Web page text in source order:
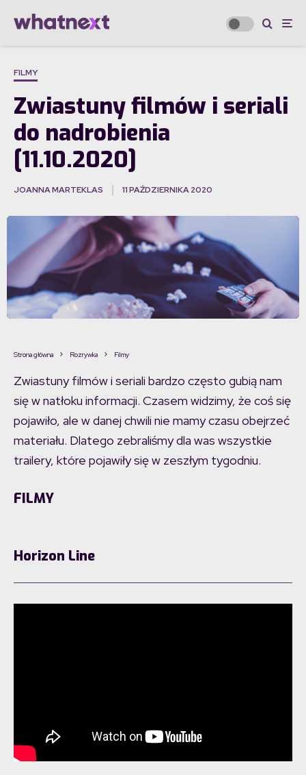
FILMY
Zwiastuny filmów i seriali
do nadrobienia
[11.10.2020]
JOANNA MARTEKLAS 11 PAŹDZIERNIKA 2020
Strona główna Rozrywka Filmy
Zwiastuny filmów i seriali bardzo często gubią nam
się w natłoku informacji. Czasem widzimy, że coś się
pojawiło, ale w danej chwili nie mamy czasu obejrzeć
materiału. Dlatego zebraliśmy dla was wszystkie
trailery, które pojawiły się w zeszłym tygodniu.
FILMY
Horizon Line